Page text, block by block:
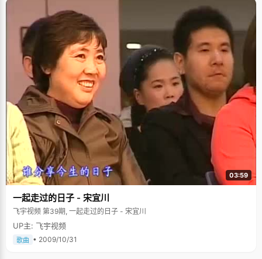
03:59
一起走过的日子 - 宋宜川
飞宇视频 第39期, 一起走过的日子 - 宋宜川
UP主: 飞宇视频
歌曲 • 2009/10/31